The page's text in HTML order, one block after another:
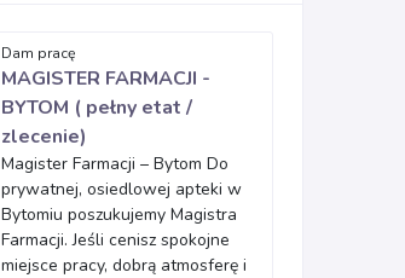
Dam pracę
MAGISTER FARMACJI -
BYTOM ( pełny etat /
zlecenie)
Magister Farmacji – Bytom Do
prywatnej, osiedlowej apteki w
Bytomiu poszukujemy Magistra
Farmacji. Jeśli cenisz spokojne
miejsce pracy, dobrą atmosferę i